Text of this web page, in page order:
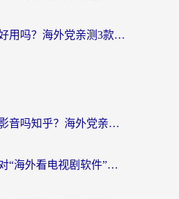
穿梭和奇游手游好用吗？海外党亲测3款回国加速器，附蜜蜂加速器七天试用攻略
国外可以看央视影音吗知乎？海外党亲测有效的回国加速方案
海外党必看：选对“海外看电视剧软件”，再也不用愁国内剧刷不了